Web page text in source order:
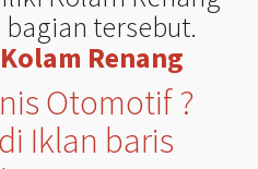
tersebut.
Renang
Otomotif ?
Iklan baris